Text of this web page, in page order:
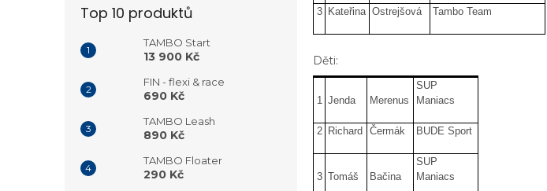
Top 10 produktů
TAMBO Start
13 900 Kč
FIN - flexi & race
690 Kč
TAMBO Leash
890 Kč
TAMBO Floater
290 Kč
3 Kateřina Ostrejšová Tambo Team
Děti:
1 Jenda Merenus
SUP
Maniacs
2 Richard Čermák BUDE Sport
3 Tomáš Bačina
SUP
Maniacs